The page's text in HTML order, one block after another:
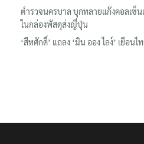
ตำรวจนครบาล บุกทลายแก๊งคอลเซ็น
ในกล่องพัสดุส่งญี่ปุ่น
‘สีหศักดิ์’ แถลง ‘มิน ออง ไลง์’ เยือ